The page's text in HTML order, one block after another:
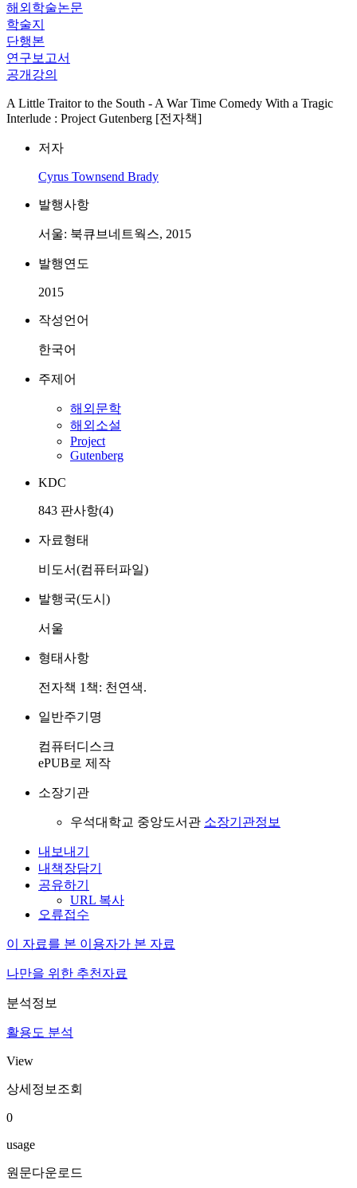
해외학술논문
학술지
단행본
연구보고서
공개강의
A Little Traitor to the South - A War Time Comedy With a Tragic
Interlude : Project Gutenberg [전자책]
저자
Cyrus Townsend Brady
발행사항
서울: 북큐브네트웍스, 2015
발행연도
2015
작성언어
한국어
주제어
해외문학
해외소설
Project
Gutenberg
KDC
843 판사항(4)
자료형태
비도서(컴퓨터파일)
발행국(도시)
서울
형태사항
전자책 1책: 천연색.
일반주기명
컴퓨터디스크
ePUB로 제작
소장기관
우석대학교 중앙도서관 소장기관정보
내보내기
내책장담기
공유하기
URL 복사
오류접수
이 자료를 본 이용자가 본 자료
나만을 위한 추천자료
분석정보
활용도 분석
View
상세정보조회
0
usage
원문다운로드